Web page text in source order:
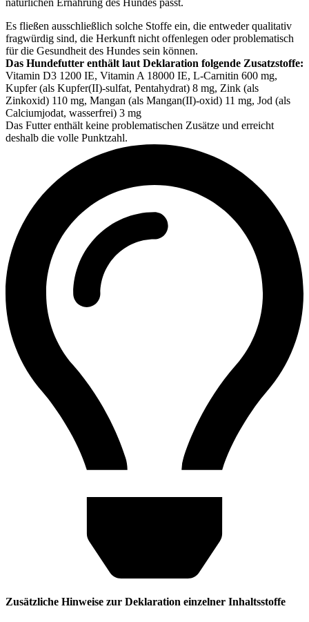
natürlichen Ernährung des Hundes passt.
Es fließen ausschließlich solche Stoffe ein, die entweder qualitativ
fragwürdig sind, die Herkunft nicht offenlegen oder problematisch
für die Gesundheit des Hundes sein können.
Das Hundefutter enthält laut Deklaration folgende Zusatzstoffe:
Vitamin D3 1200 IE, Vitamin A 18000 IE, L-Carnitin 600 mg,
Kupfer (als Kupfer(II)-sulfat, Pentahydrat) 8 mg, Zink (als
Zinkoxid) 110 mg, Mangan (als Mangan(II)-oxid) 11 mg, Jod (als
Calcium­jodat, wasserfrei) 3 mg
Das Futter enthält keine problematischen Zusätze und erreicht
deshalb die volle Punktzahl.
Zusätzliche Hinweise zur Deklaration einzelner Inhaltsstoffe